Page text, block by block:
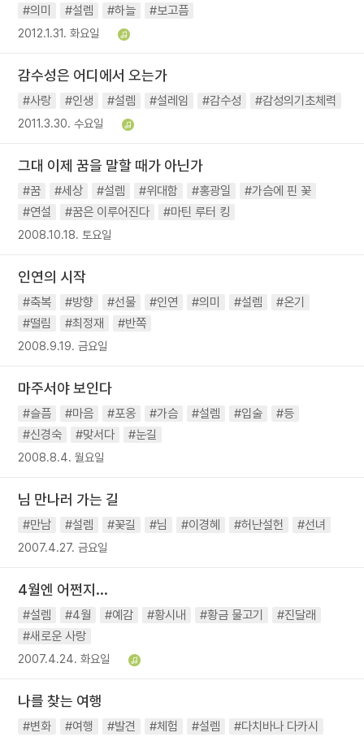
#의미
#설렘 #하늘 #보고픔
2012.1.31. 화요일
감수성은 어디에서 오는가
#사랑 #인생 #설렘 #설레임 #감수성 #감성의기초체력
2011.3.30. 수요일
그대 이제 꿈을 말할 때가 아닌가
#꿈 #세상 #설렘 #위대함 #홍광일
#가슴에 핀 꽃
#연설
#꿈은 이루어진다 #마틴 루터 킹
2008.10.18. 토요일
인연의 시작
#축복 #방향 #선물 #인연 #의미 #설렘
#온기
#떨림
#최정재 #반쪽
2008.9.19. 금요일
마주서야 보인다
#슬픔 #마음 #포옹 #가슴 #설렘 #입술
#등
#신경숙
#맞서다 #눈길
2008.8.4. 월요일
님 만나러 가는 길
#만남 #설렘 #꽃길 #님 #이경혜 #허난설헌 #선녀
2007.4.27. 금요일
4월엔 어쩐지...
#설렘 #4월 #예감 #황시내 #황금 물고기
#진달래
#새로운 사랑
2007.4.24. 화요일
나를 찾는 여행
#변화 #여행 #발견 #체험 #설렘
#다치바나 다카시